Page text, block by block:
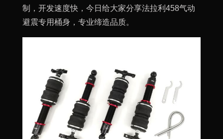
制，开发速度快，今日给大家分享法拉利458气动
避震专用桶身，专业缔造品质。